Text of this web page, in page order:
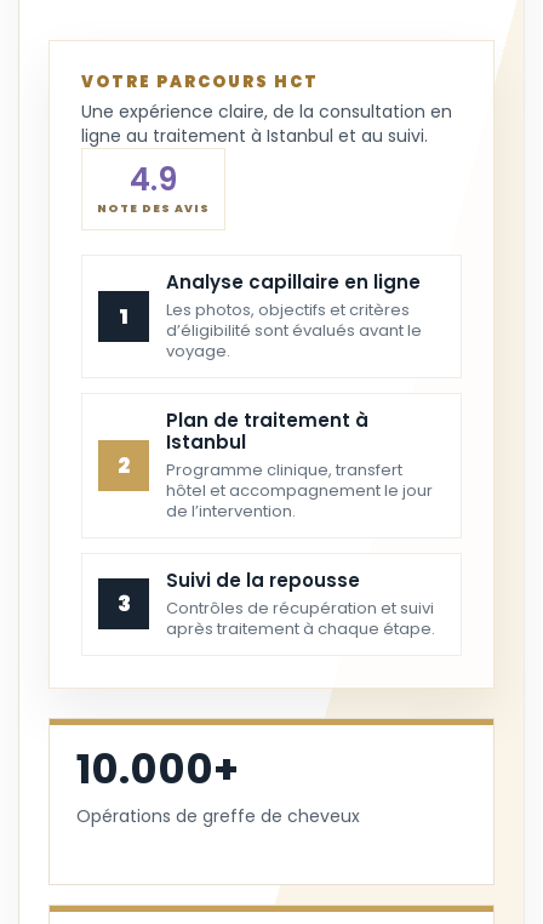
VOTRE PARCOURS HCT
Une expérience claire, de la consultation en
ligne au traitement à Istanbul et au suivi.
4.9
NOTE DES AVIS
1
Analyse capillaire en ligne
Les photos, objectifs et critères
d’éligibilité sont évalués avant le
voyage.
2
Plan de traitement à
Istanbul
Programme clinique, transfert
hôtel et accompagnement le jour
de l’intervention.
3
Suivi de la repousse
Contrôles de récupération et suivi
après traitement à chaque étape.
10.000+
Opérations de greffe de cheveux